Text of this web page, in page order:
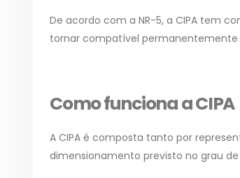
De acordo com a NR-5, a CIPA tem
tornar compatível permanentemente
Como funciona a CIPA
A CIPA é composta tanto por
dimensionamento previsto no grau